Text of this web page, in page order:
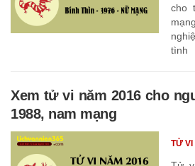
cho
tình
Xem tử vi năm 2016 cho
1988, nam mạng
TỬ VI